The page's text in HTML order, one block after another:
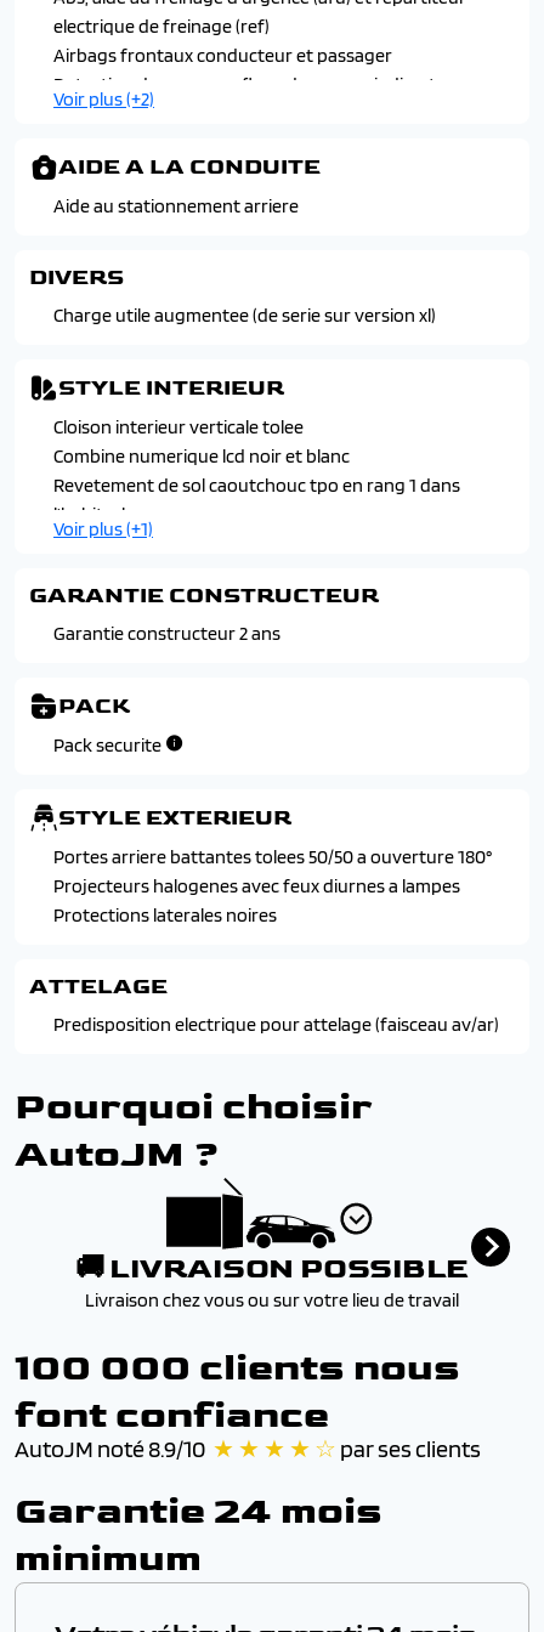
Porte laterale coulissante droite tolee
Prises 12v dans la boite a gants et dans le coffre
Retroviseurs exterieurs electriques et chauffants
Retroviseurs exterieurs rabattables manuellement
accoudoir + banquette passagers avant 2 places avec
rangement
electrique de freinage (ref)
Airbags frontaux conducteur et passager
Detection de sous-gonflage des pneus indirecte
Esp (controle de stabilite) + hill assist
Voir plus (+2)
AIDE A LA CONDUITE
Aide au stationnement arriere
DIVERS
Charge utile augmentee (de serie sur version xl)
STYLE INTERIEUR
Cloison interieur verticale tolee
Combine numerique lcd noir et blanc
Revetement de sol caoutchouc tpo en rang 1 dans
l'habitacle
Sellerie tissu curitiba bi-ton noir gris
Voir plus (+1)
GARANTIE CONSTRUCTEUR
Garantie constructeur 2 ans
PACK
Pack securite
STYLE EXTERIEUR
Portes arriere battantes tolees 50/50 a ouverture 180°
Projecteurs halogenes avec feux diurnes a lampes
Protections laterales noires
ATTELAGE
Predisposition electrique pour attelage (faisceau av/ar)
Pourquoi choisir
AutoJM ?
🚚 LIVRAISON POSSIBLE
Livraison chez vous ou sur votre lieu de travail
100 000 clients nous
font confiance
AutoJM noté 8.9/10 ★ ★ ★ ★ ☆ par ses clients
Garantie 24 mois
minimum